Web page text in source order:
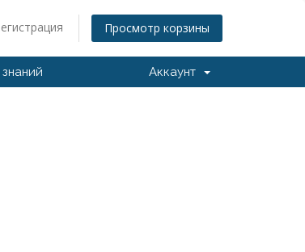
Просмотр корзины
Аккаунт